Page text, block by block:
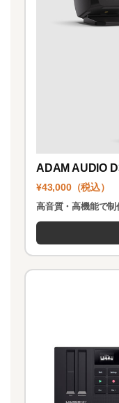
ADAM AUDIO
¥43,000（税込）
高音質・高機能で制